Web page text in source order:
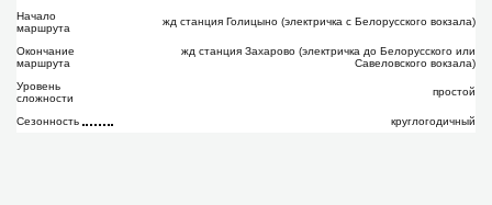
Начало
маршрута
жд станция Голицыно (электричка с Белорусского вокзала)
Окончание
маршрута
жд станция Захарово (электричка до Белорусского или
Савеловского вокзала)
Уровень
сложности
простой
Сезонность круглогодичный